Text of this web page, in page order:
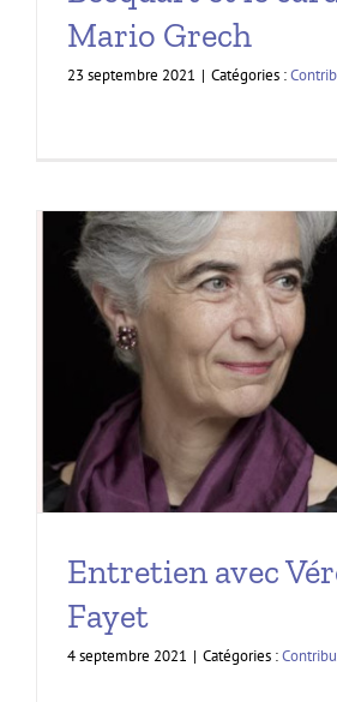
Mario Grech
23 septembre 2021 | Catégories :
Entretien avec
Fayet
4 septembre 2021 | Catégories :